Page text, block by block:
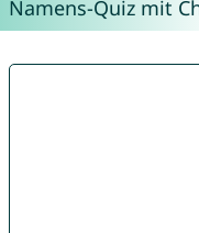
Namens-Quiz mit